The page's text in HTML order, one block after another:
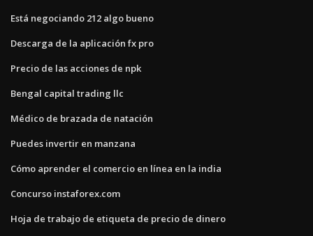
Está negociando 212 algo bueno
Descarga de la aplicación fx pro
Precio de las acciones de npk
Bengal capital trading llc
Médico de brazada de natación
Puedes invertir en manzana
Cómo aprender el comercio en línea en la india
Concurso instaforex.com
Hoja de trabajo de etiqueta de precio de dinero